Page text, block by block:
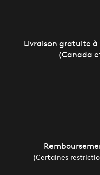
Livraison gratuite à
(Canada
(Certaines